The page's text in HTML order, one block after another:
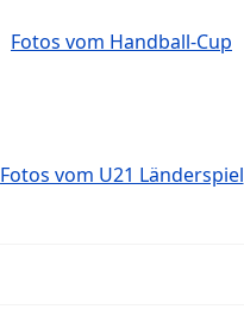
Fotos vom Handball-Cup
Fotos vom U21 Länderspiel